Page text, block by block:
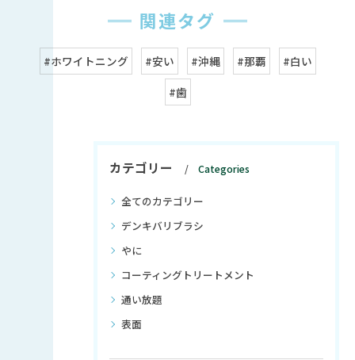
関連タグ
#ホワイトニング #安い #沖縄 #那覇
#白い
#歯
カテゴリー Categories
全てのカテゴリー
デンキバリブラシ
やに
コーティングトリートメント
通い放題
表面